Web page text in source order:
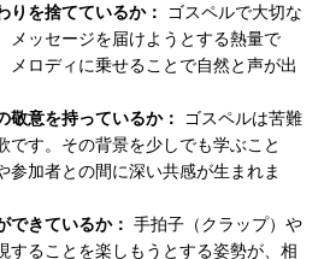
りを捨てているか：
ゴスペルで大切な
メッセージを届けようとする熱量で
メロディに乗せることで自然と声が出
敬意を持っているか：
ゴスペルは苦難
です。その背景を少しでも学ぶこと
参加者との間に深い共感が生まれま
できているか： 手拍子（クラップ）や
することを楽しもうとする姿勢が、相